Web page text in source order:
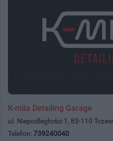
K-mila Detailing Garage
ul. Niepodległości 1, 83-110 Tczew
Telefon: 739240040